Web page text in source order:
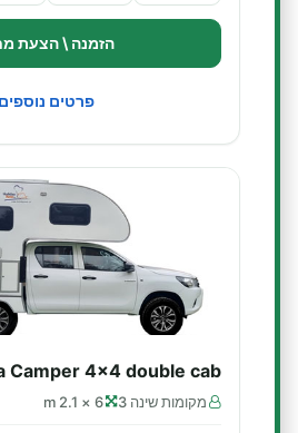
הזמנה \ הצעת
פרטים נוספים
Camper 4x4 double cab
מקומות שינה 3 6 × 2.1 m